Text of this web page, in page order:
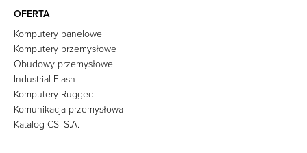
OFERTA
Komputery panelowe
Komputery przemysłowe
Obudowy przemysłowe
Industrial Flash
Komputery Rugged
Komunikacja przemysłowa
Katalog CSI S.A.